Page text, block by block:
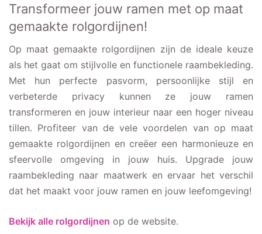
Transformeer jouw ramen met op maat
gemaakte rolgordijnen!
Op maat gemaakte rolgordijnen zijn de ideale keuze
als het gaat om stijlvolle en functionele raambekleding.
Met hun perfecte pasvorm, persoonlijke stijl en
verbeterde privacy kunnen ze jouw ramen
transformeren en jouw interieur naar een hoger niveau
tillen. Profiteer van de vele voordelen van op maat
gemaakte rolgordijnen en creëer een harmonieuze en
sfeervolle omgeving in jouw huis. Upgrade jouw
raambekleding naar maatwerk en ervaar het verschil
dat het maakt voor jouw ramen en jouw leefomgeving!
Bekijk alle rolgordijnen op de website.